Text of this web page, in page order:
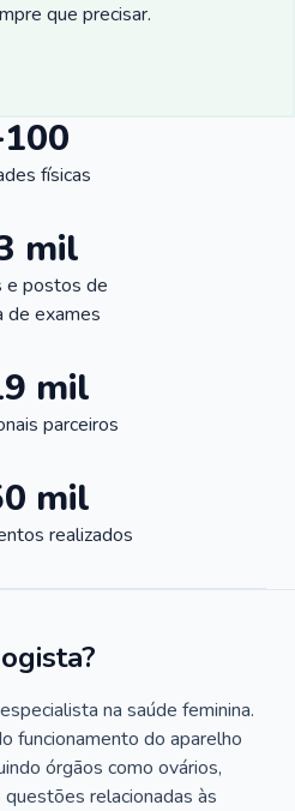
que precisar.
físicas
mil
e postos de
de exames
mil
parceiros
mil
realizados
na saúde feminina.
funcionamento do aparelho
órgãos como ovários,
relacionadas às